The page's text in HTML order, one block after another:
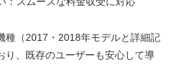
種（2017・2018年モデルと詳細記
り、既存のユーザーも安心して導